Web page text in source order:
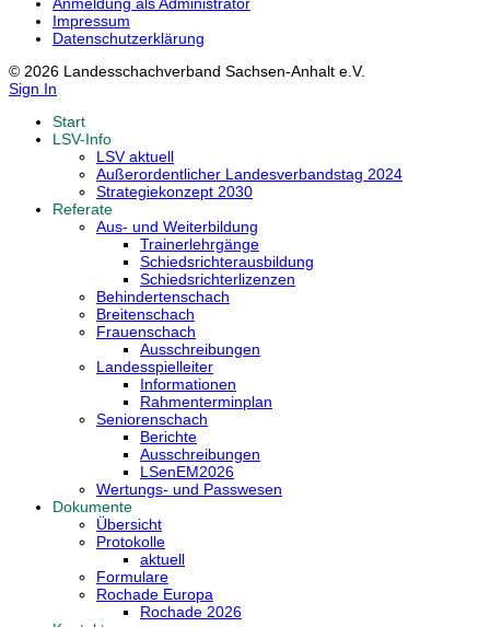
Impressum
Datenschutzerklärung
© 2026 Landesschachverband Sachsen-Anhalt e.V.
Sign In
Start
LSV-Info
LSV aktuell
Außerordentlicher Landesverbandstag 2024
Strategiekonzept 2030
Referate
Aus- und Weiterbildung
Trainerlehrgänge
Schiedsrichterausbildung
Schiedsrichterlizenzen
Behindertenschach
Breitenschach
Frauenschach
Ausschreibungen
Landesspielleiter
Informationen
Rahmenterminplan
Seniorenschach
Berichte
Ausschreibungen
LSenEM2026
Wertungs- und Passwesen
Dokumente
Übersicht
Protokolle
aktuell
Formulare
Rochade Europa
Rochade 2026